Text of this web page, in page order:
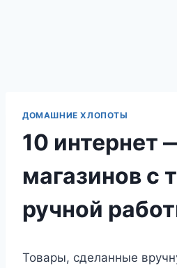
ДОМАШНИЕ ХЛОПОТЫ
10 интернет
магазинов с
ручной
Товары, сделанные